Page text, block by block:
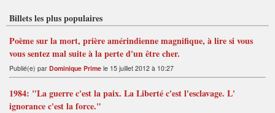
Billets les plus populaires
Poème sur la mort, prière amérindienne magnifique, à lire si vous
vous sentez mal suite à la perte d'un être cher.
Publié(e) par Dominique Prime le 15 juillet 2012 à 10:27
1984: "La guerre c'est la paix. La Liberté c'est l'esclavage. L'
ignorance c'est la force."